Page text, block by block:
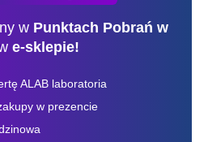
w Punktach Pobrań w
e-sklepie!
ALAB laboratoria
w prezencie